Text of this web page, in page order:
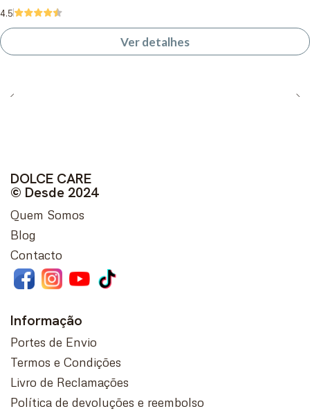
4.5
Ver detalhes
DOLCE CARE
© Desde 2024
Quem Somos
Blog
Contacto
Informação
Portes de Envio
Termos e Condições
Livro de Reclamações
Política de devoluções e reembolso